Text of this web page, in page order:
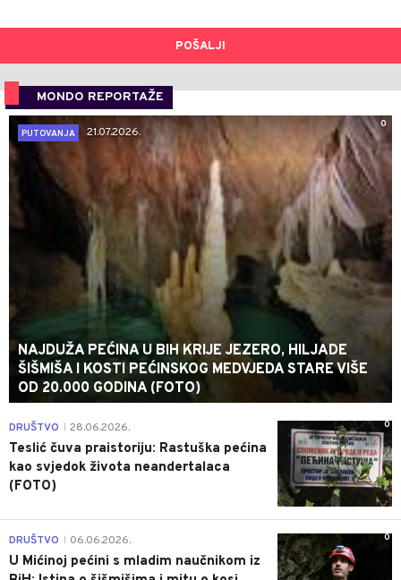
POŠALJI
MONDO REPORTAŽE
0
PUTOVANJA
21.07.2026.
NAJDUŽA PEĆINA U BIH KRIJE JEZERO, HILJADE
ŠIŠMIŠA I KOSTI PEĆINSKOG MEDVJEDA STARE VIŠE
OD 20.000 GODINA (FOTO)
0
DRUŠTVO 28.06.2026.
Teslić čuva praistoriju: Rastuška pećina
kao svjedok života neandertalaca
(FOTO)
0
DRUŠTVO 06.06.2026.
U Mićinoj pećini s mladim naučnikom iz